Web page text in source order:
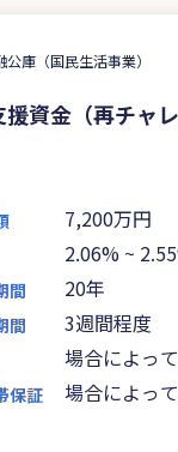
庫（国民生活事業）
資金（再チャ
7,200万円
2.06% ~
間 20年
間 3週間程度
場合によっ
保証 場合によっ